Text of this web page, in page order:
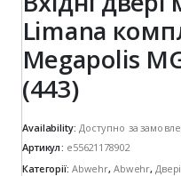
Limana
Megapolis
(443)
Availability: Доступно за
Артикул: e55621178902
Категорії: Abwehr, Abwehr,